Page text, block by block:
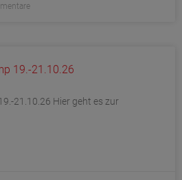
19.-21.10.26
21.10.26 Hier geht es zur